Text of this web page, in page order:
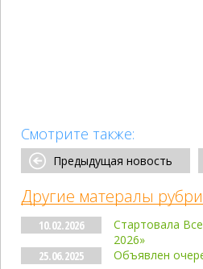
Смотрите также:
Предыдущая новость
Другие матералы
10.02.2026
Стартовала
2026»
25.06.2025
Объявлен